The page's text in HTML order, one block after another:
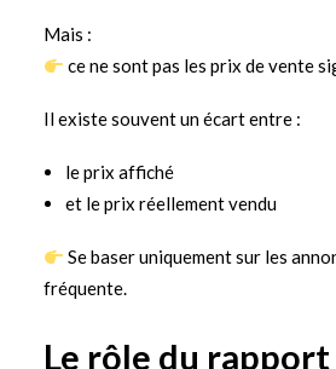
Mais :
ce ne sont pas les prix de vente
Il existe souvent un écart entre :
le prix affiché
et le prix réellement vendu
Se baser uniquement sur les
fréquente.
Le rôle du